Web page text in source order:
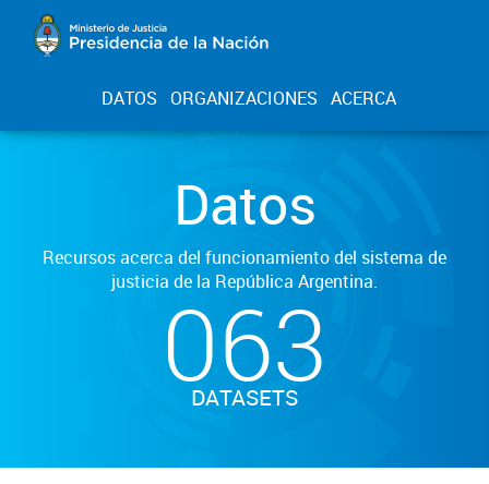
DATOS ORGANIZACIONES ACERCA
Datos
Recursos acerca del funcionamiento del sistema de
justicia de la República Argentina.
063
DATASETS